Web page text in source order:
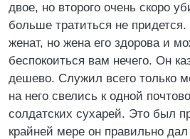
двое, но второго очень скоро
больше тратиться не
женат, но жена его здорова и
беспокоиться вам нечего. Он
дешево. Служил всего только
на него свелись к одной
солдатских сухарей. Это был
крайней мере он правильно